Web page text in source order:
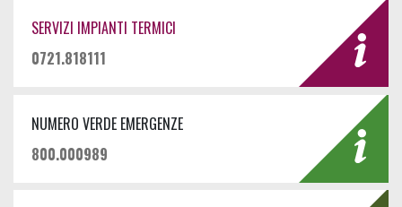
SERVIZI IMPIANTI TERMICI
0721.818111
NUMERO VERDE EMERGENZE
800.000989